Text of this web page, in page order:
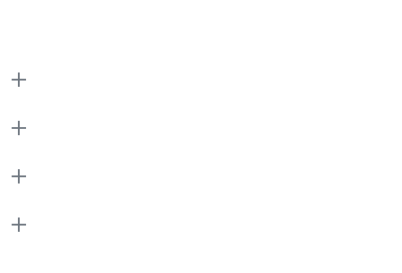
下面，我给大家讲解一下页码显示怎么设置。
本样式界面，鼠标左键双击页码进行编辑。